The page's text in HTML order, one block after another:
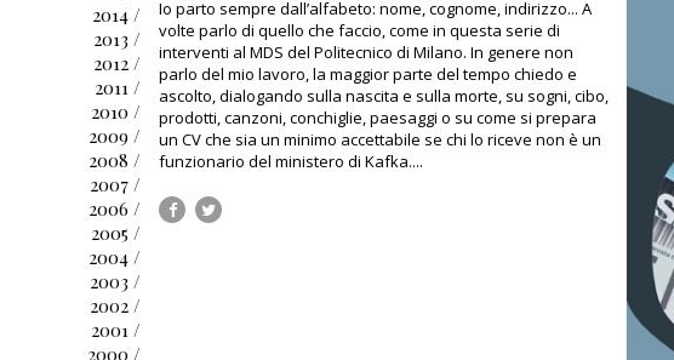
2014 /
2013 /
2012 /
2011 /
2010 /
2009 /
2008 /
2007 /
2006 /
2005 /
2004 /
2003 /
2002 /
2001 /
2000 /
Io parto sempre dall’alfabeto: nome, cognome, indirizzo... A
volte parlo di quello che faccio, come in questa serie di
interventi al MDS del Politecnico di Milano. In genere non
parlo del mio lavoro, la maggior parte del tempo chiedo e
ascolto, dialogando sulla nascita e sulla morte, su sogni, cibo,
prodotti, canzoni, conchiglie, paesaggi o su come si prepara
un CV che sia un minimo accettabile se chi lo riceve non è un
funzionario del ministero di Kafka....